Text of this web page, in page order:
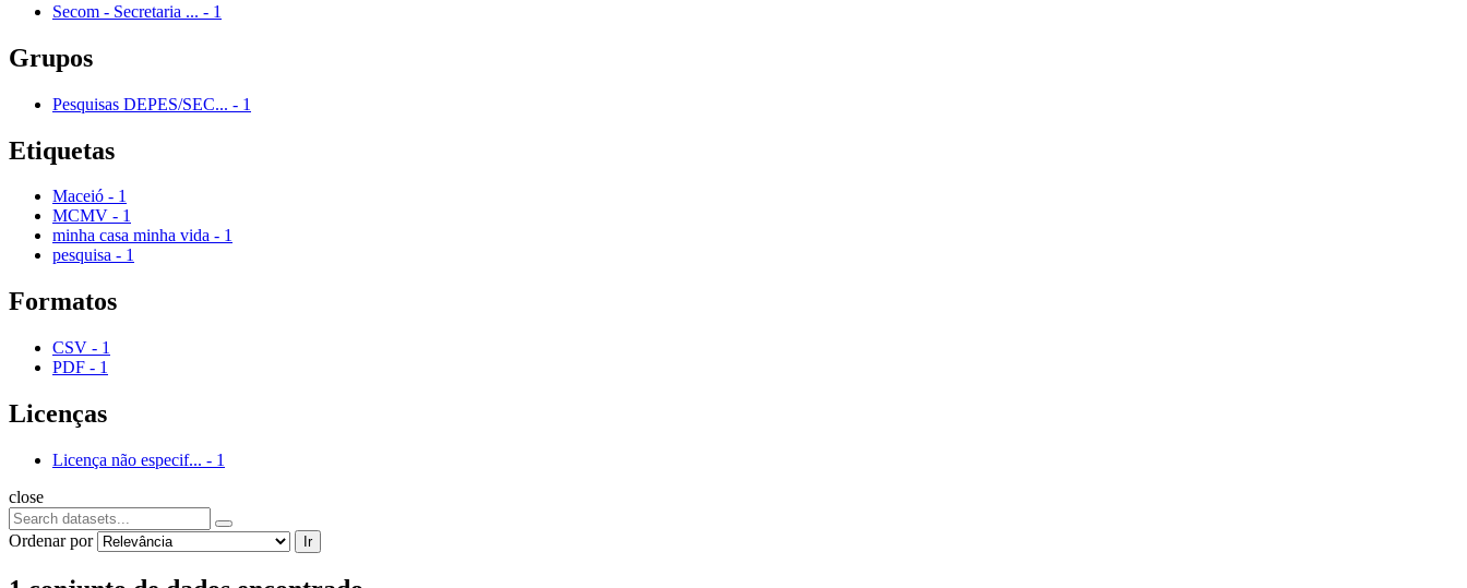
Secom - Secretaria ... - 1
Grupos
Pesquisas DEPES/SEC... - 1
Etiquetas
Maceió - 1
MCMV - 1
minha casa minha vida - 1
pesquisa - 1
Formatos
CSV - 1
PDF - 1
Licenças
Licença não especif... - 1
close
Ordenar por Ir